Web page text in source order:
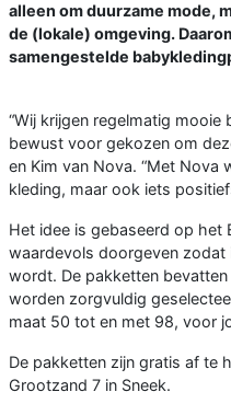
alleen om duurzame mode,
de (lokale) omgeving.
samengestelde
“Wij krijgen regelmatig mooie
bewust voor gekozen om
en Kim van Nova. “Met Nova
kleding, maar ook iets
Het idee is gebaseerd op het
waardevols doorgeven zodat
wordt. De pakketten
worden zorgvuldig
maat 50 tot en met 98, voor
De pakketten zijn gratis af te
Grootzand 7 in Sneek.